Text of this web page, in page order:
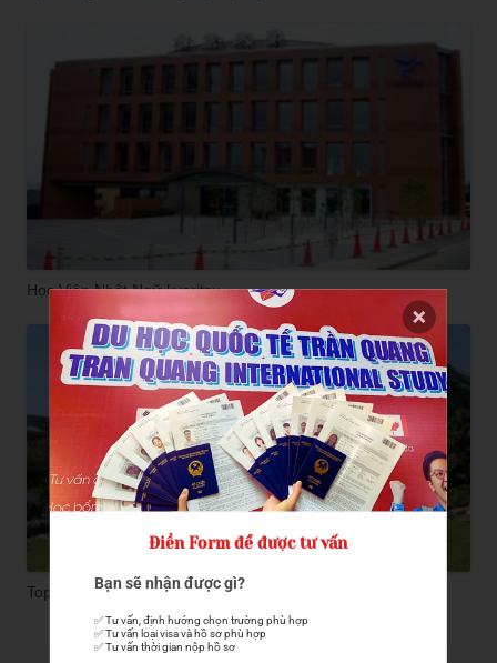
Học Viện Nhật Ngữ kyoritsu
Top 3 trường đại học ở Toronto Canada tốt nhất
Điền Form để được tư vấn
Bạn sẽ nhận được gì?
✅ Tư vấn, định hướng chọn trường phù hợp
✅ Tư vấn loại visa và hồ sơ phù hợp
✅ Tư vấn thời gian nộp hồ sơ